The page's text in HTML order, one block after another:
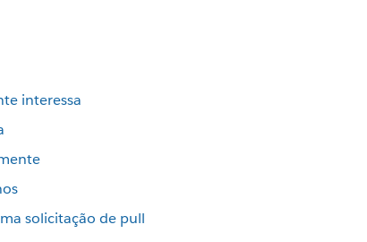
interessa
solicitação de pull